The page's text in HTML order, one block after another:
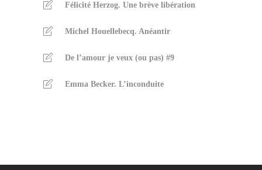
Félicité Herzog. Une brève libération
Michel Houellebecq. Anéantir
De l’amour je veux (ou pas) #9
Emma Becker. L’inconduite